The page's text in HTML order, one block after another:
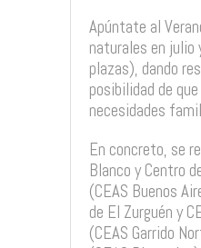
Apúntate al
naturales en
plazas), dando
posibilidad de
necesidades
En concreto, se
Blanco y Centro
(CEAS Buenos
de El Zurguén y
(CEAS Garrido